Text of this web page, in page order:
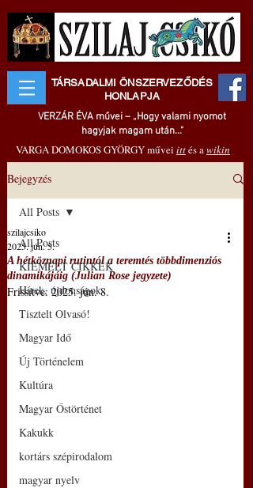
TÁRSADALMI ÖNSZERVEZŐDÉS
HONLAPJA
VERZÁR ÉVA művei – „Hogy valami nyomot
hagyjak magam után..."
VARGA DOMOKOS GYÖRGY művei ittés awikin
Bejegyzés
All Posts
KIEMELT CIKKEK
Hírek, újdonságok
Tisztelt Olvasó!
Magyar Idő
Új Történelem
Kultúra
Magyar Őstörténet
Kakukk
kortárs szépirodalom
magyar nyelv
All Posts
A hétköznapi rutintól a teremtés többdimenziós
dinamikájáig (Julian Rose jegyzete)
szilajcsiko
2025. jún. 5.
Frissítve:2025. jún. 8.